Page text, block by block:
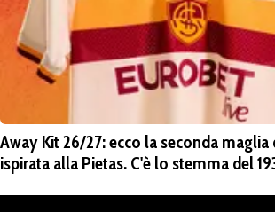
Away Kit 26/27: ecco la seconda
ispirata alla Pietas. C'è lo stemma del